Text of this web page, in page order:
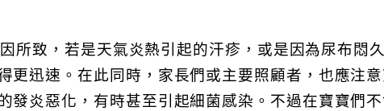
致，若是天氣炎熱引起的汗疹，或是因為尿布悶
更迅速。在此同時，家長們或主要照顧者，也應注
發炎惡化，有時甚至引起細菌感染。不過在寶寶們